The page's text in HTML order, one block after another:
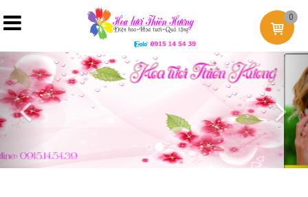
0
Previous